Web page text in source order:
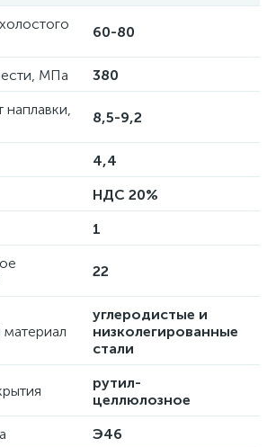
60-80
МПа
380
8,5-9,2
4,4
НДС 20%
1
22
углеродистые и
низколегированные
стали
рутил-
целлюлозное
Э46